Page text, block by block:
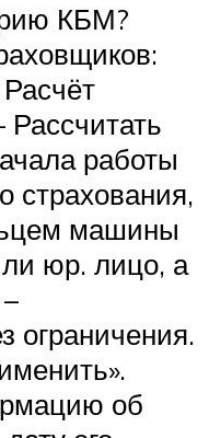
КБМ?
работы
страхования,
машины
юр. лицо, а
ограничения.
об